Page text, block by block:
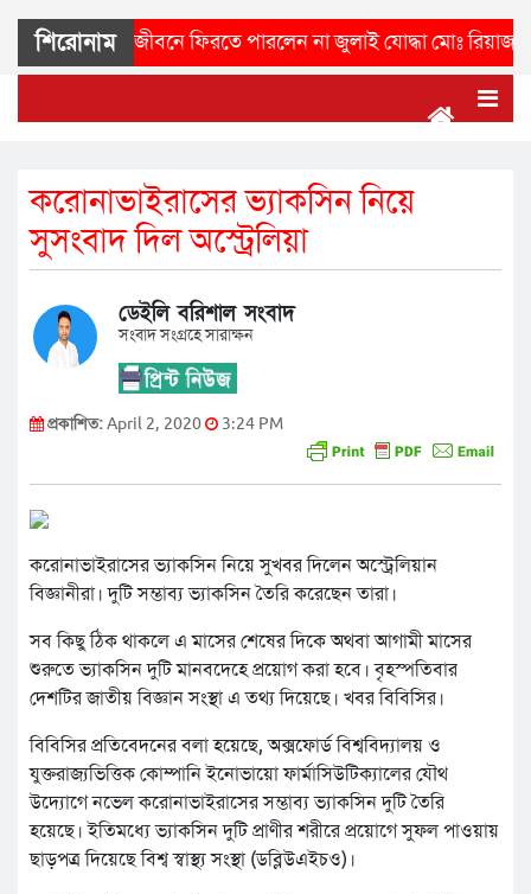
শিরোনাম
সুস্থ জীবনে ফিরতে পারলেন না জুলাই যোদ্ধা মোঃ রিয়াজ উদ্দিন
করোনাভাইরাসের ভ্যাকসিন নিয়ে
সুসংবাদ দিল অস্ট্রেলিয়া
ডেইলি বরিশাল সংবাদ
সংবাদ সংগ্রহে সারাক্ষন
প্রকাশিত:April 2, 2020 3:24 PM
করোনাভাইরাসের ভ্যাকসিন নিয়ে সুখবর দিলেন অস্ট্রেলিয়ান
বিজ্ঞানীরা। দুটি সম্ভাব্য ভ্যাকসিন তৈরি করেছেন তারা।
সব কিছু ঠিক থাকলে এ মাসের শেষের দিকে অথবা আগামী মাসের
শুরুতে ভ্যাকসিন দুটি মানবদেহে প্রয়োগ করা হবে। বৃহস্পতিবার
দেশটির জাতীয় বিজ্ঞান সংস্থা এ তথ্য দিয়েছে। খবর বিবিসির।
বিবিসির প্রতিবেদনের বলা হয়েছে, অক্সফোর্ড বিশ্ববিদ্যালয় ও
যুক্তরাজ্যভিত্তিক কোম্পানি ইনোভায়ো ফার্মাসিউটিক্যালের যৌথ
উদ্যোগে নভেল করোনাভাইরাসের সম্ভাব্য ভ্যাকসিন দুটি তৈরি
হয়েছে। ইতিমধ্যে ভ্যাকসিন দুটি প্রাণীর শরীরে প্রয়োগে সুফল পাওয়ায়
ছাড়পত্র দিয়েছে বিশ্ব স্বাস্থ্য সংস্থা (ডব্লিউএইচও)।